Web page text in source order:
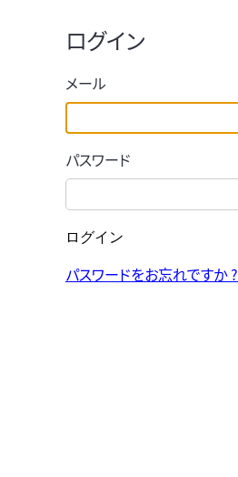
ログイン
メール
パスワード
ログイン
パスワードをお忘れですか ?